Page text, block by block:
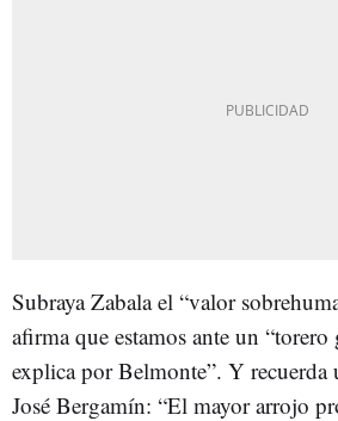
Subraya Zabala el “valor
afirma que estamos ante un “torero
explica por Belmonte”. Y recuerda
José Bergamín: “El mayor arrojo